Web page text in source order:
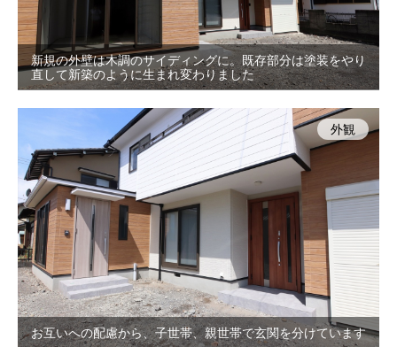
新規の外壁は木調のサイディングに。既存部分は塗装をやり
直して新築のように生まれ変わりました
お互いへの配慮から、子世帯、親世帯で玄関を分けています
外観